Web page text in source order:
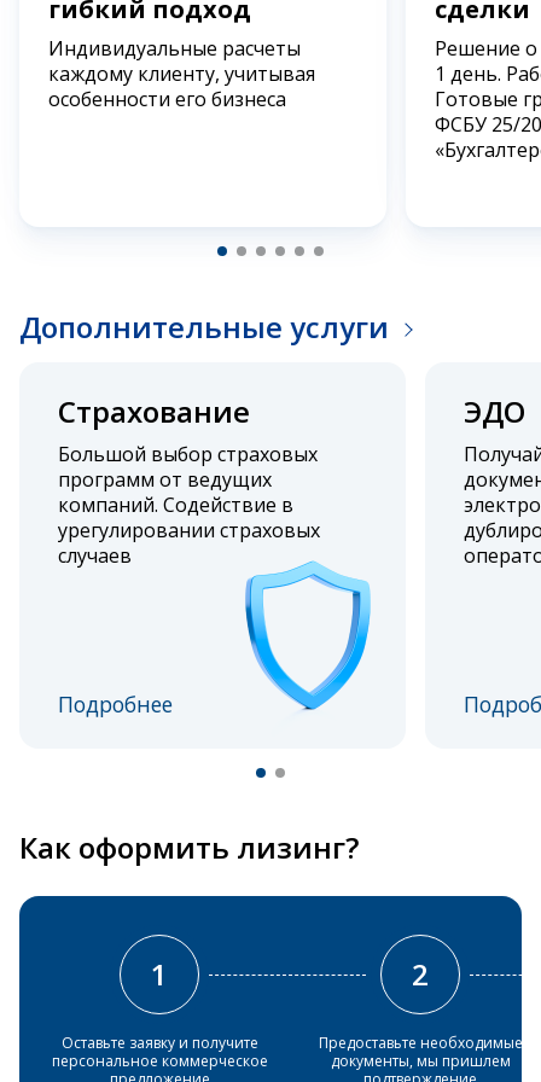
гибкий подход
Индивидуальные расчеты
каждому клиенту, учитывая
особенности его бизнеса
сделки
Решение
1 день.
Готовые
ФСБУ 25/
Дополнительные услуги
Страхование
Большой выбор страховых
программ от ведущих
компаний. Содействие в
урегулировании страховых
случаев
Подробнее
ЭДО
Как оформить лизинг?
1
Оставьте заявку и получите
персональное коммерческое
2
Предоставьте необходимые
документы, мы пришлем